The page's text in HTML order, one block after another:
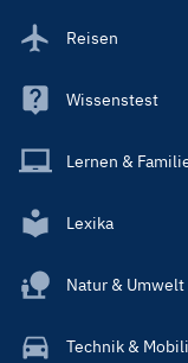
Reisen
Wissenstest
Lernen &
Lexika
Natur & Umwelt
Technik &